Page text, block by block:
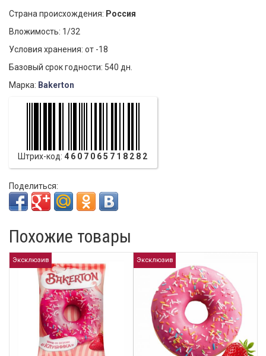
Страна происхождения: Россия
Вложимость: 1/32
Условия хранения: от -18
Базовый срок годности: 540 дн.
Марка: Bakerton
Штрих-код: 4607065718282
Поделиться:
Похожие товары
Эксклюзив Эксклюзив